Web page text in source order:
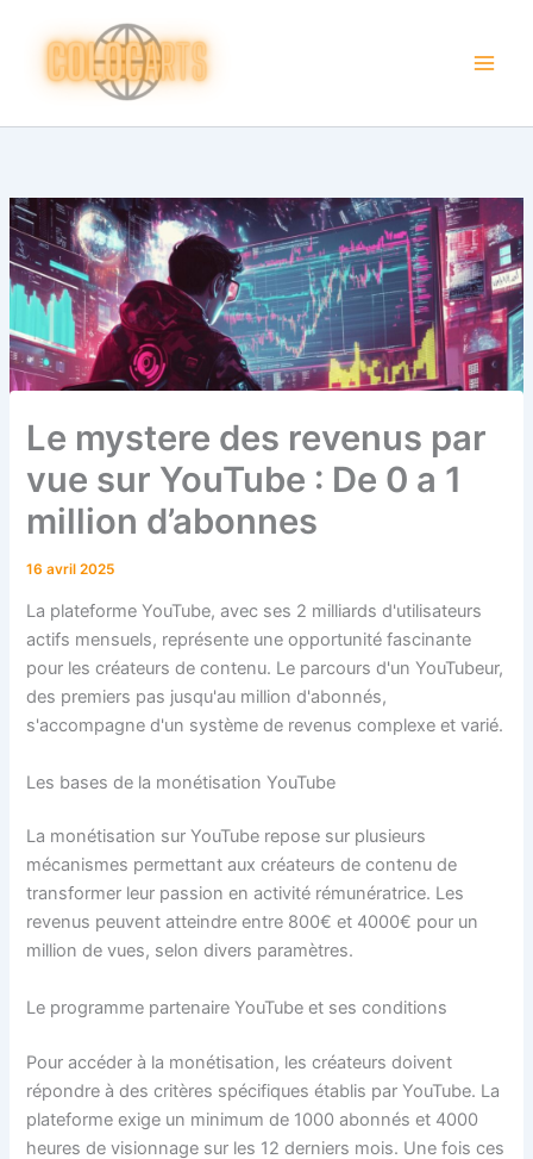
contenu
Le mystere des revenus par
vue sur YouTube : De 0 a 1
million d’abonnes
16 avril 2025
La plateforme YouTube, avec ses 2 milliards d'utilisateurs
actifs mensuels, représente une opportunité fascinante
pour les créateurs de contenu. Le parcours d'un YouTubeur,
des premiers pas jusqu'au million d'abonnés,
s'accompagne d'un système de revenus complexe et varié.
Les bases de la monétisation YouTube
La monétisation sur YouTube repose sur plusieurs
mécanismes permettant aux créateurs de contenu de
transformer leur passion en activité rémunératrice. Les
revenus peuvent atteindre entre 800€ et 4000€ pour un
million de vues, selon divers paramètres.
Le programme partenaire YouTube et ses conditions
Pour accéder à la monétisation, les créateurs doivent
répondre à des critères spécifiques établis par YouTube. La
plateforme exige un minimum de 1000 abonnés et 4000
heures de visionnage sur les 12 derniers mois. Une fois ces